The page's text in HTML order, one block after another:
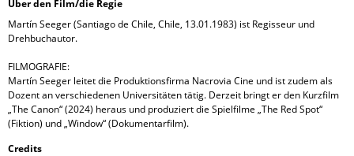
Über den Film/die Regie
Martín Seeger (Santiago de Chile, Chile, 13.01.1983) ist Regisseur und
Drehbuchautor.
FILMOGRAFIE:
Martín Seeger leitet die Produktionsfirma Nacrovia Cine und ist zudem als
Dozent an verschiedenen Universitäten tätig. Derzeit bringt er den Kurzfilm
„The Canon“ (2024) heraus und produziert die Spielfilme „The Red Spot“
(Fiktion) und „Window“ (Dokumentarfilm).
Credits